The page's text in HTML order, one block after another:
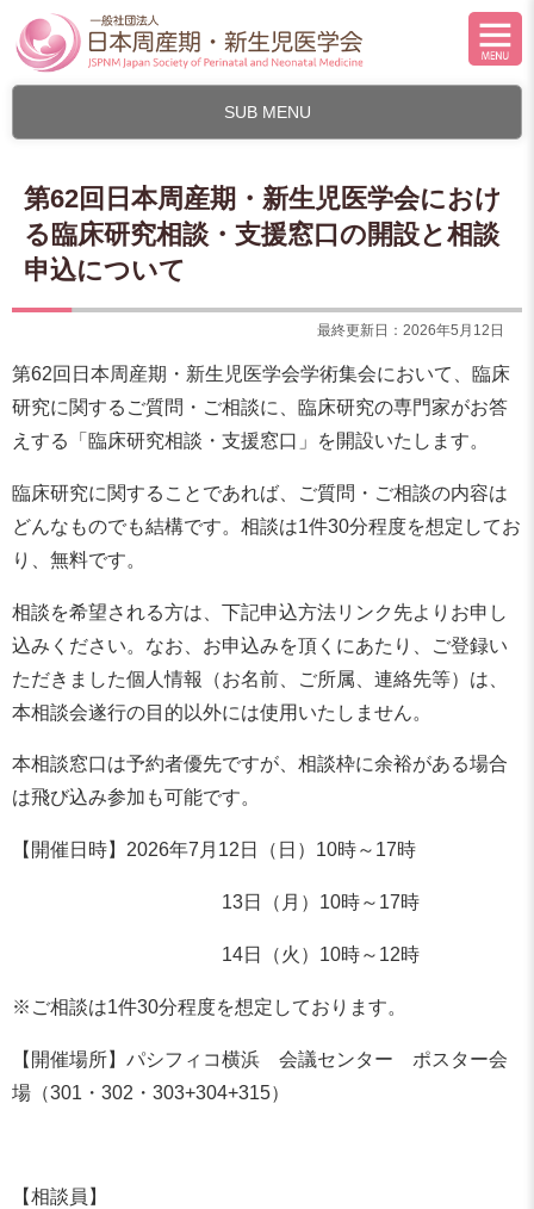
SUB MENU
第62回日本周産期・新生児医学会におけ
る臨床研究相談・支援窓口の開設と相談
申込について
最終更新日：2026年5月12日
第62回日本周産期・新生児医学会学術集会において、臨床
研究に関するご質問・ご相談に、臨床研究の専門家がお答
えする「臨床研究相談・支援窓口」を開設いたします。
臨床研究に関することであれば、ご質問・ご相談の内容は
どんなものでも結構です。相談は1件30分程度を想定してお
り、無料です。
相談を希望される方は、下記申込方法リンク先よりお申し
込みください。なお、お申込みを頂くにあたり、ご登録い
ただきました個人情報（お名前、ご所属、連絡先等）は、
本相談会遂行の目的以外には使用いたしません。
本相談窓口は予約者優先ですが、相談枠に余裕がある場合
は飛び込み参加も可能です。
【開催日時】2026年7月12日（日）10時～17時
13日（月）10時～17時
14日（火）10時～12時
※ご相談は1件30分程度を想定しております。
【開催場所】パシフィコ横浜 会議センター ポスター会
場（301・302・303+304+315）
【相談員】